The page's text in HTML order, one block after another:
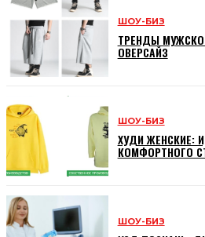
ШОУ-БИЗ
ТРЕНДЫ
ОВЕРСАЙЗ
ШОУ-БИЗ
ХУДИ ЖЕНСКИЕ:
КОМФОРТНОГО
ШОУ-БИЗ